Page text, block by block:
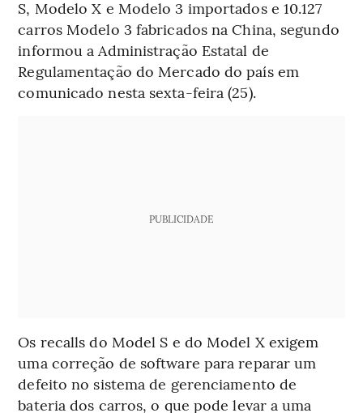
S, Modelo X e Modelo 3 importados e 10.127
carros Modelo 3 fabricados na China, segundo
informou a Administração Estatal de
Regulamentação do Mercado do país em
comunicado nesta sexta-feira (25).
PUBLICIDADE
Os recalls do Model S e do Model X exigem
uma correção de software para reparar um
defeito no sistema de gerenciamento de
bateria dos carros, o que pode levar a uma